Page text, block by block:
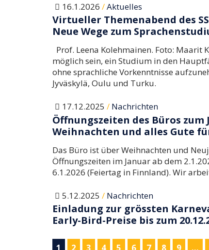
16.1.2026/Aktuelles
Virtueller Themenabend des
Neue Wege zum
Prof. Leena Kolehmainen. Foto:
möglich sein, ein Studium in den
ohne sprachliche Vorkenntnisse
Jyväskylä, Oulu und Turku.
17.12.2025/ Nachrichten
Öffnungszeiten des Büros zum
Weihnachten und alles Gute
Das Büro ist über Weihnachten und
Öffnungszeiten im Januar ab dem
6.1.2026 (Feiertag in Finnland). Wir
5.12.2025/ Nachrichten
Einladung zur grössten
Early-Bird-Preise bis zum
1 2 3 4 5 6 7 8 9 …